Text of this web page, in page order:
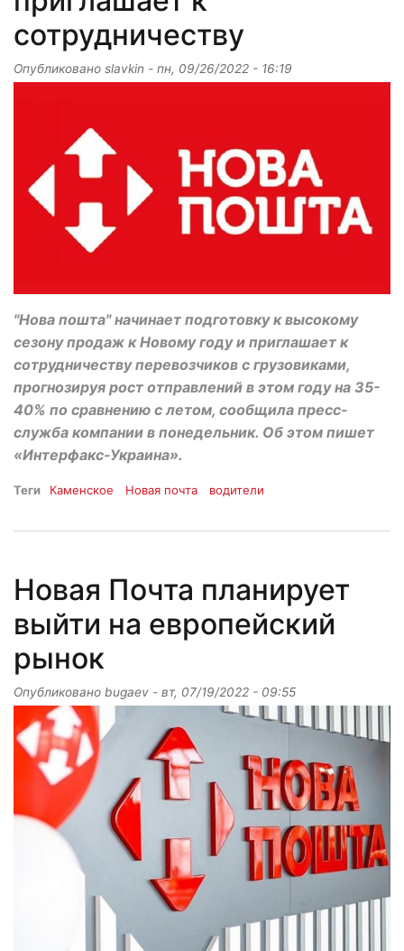
сотрудничеству
Опубликовано slavkin - пн, 09/26/2022 - 16:19
"Нова пошта" начинает подготовку к высокому
сезону продаж к Новому году и приглашает к
сотрудничеству перевозчиков с грузовиками,
прогнозируя рост отправлений в этом году на 35-
40% по сравнению с летом, сообщила пресс-
служба компании в понедельник. Об этом пишет
«Интерфакс-Украина».
Теги Каменское Новая почта водители
Новая Почта планирует
выйти на европейский
рынок
Опубликовано bugaev - вт, 07/19/2022 - 09:55